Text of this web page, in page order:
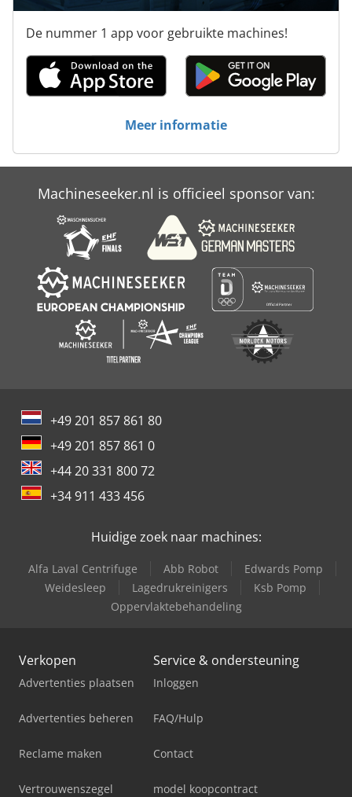
De nummer 1 app voor gebruikte machines!
Meer informatie
Machineseeker.nl is officieel sponsor van:
+49 201 857 861 80
+49 201 857 861 0
+44 20 331 800 72
+34 911 433 456
Huidige zoek naar machines:
Alfa Laval Centrifuge Abb Robot
Edwards Pomp
Weidesleep
Lagedrukreinigers
Ksb Pomp
Oppervlaktebehandeling
Verkopen
Advertenties plaatsen
Advertenties beheren
Reclame maken
Vertrouwenszegel
Service & ondersteuning
Inloggen
FAQ/Hulp
Contact
model koopcontract